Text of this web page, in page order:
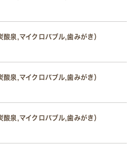
泉,マイクロバブル,歯みがき）
泉,マイクロバブル,歯みがき）
泉,マイクロバブル,歯みがき）